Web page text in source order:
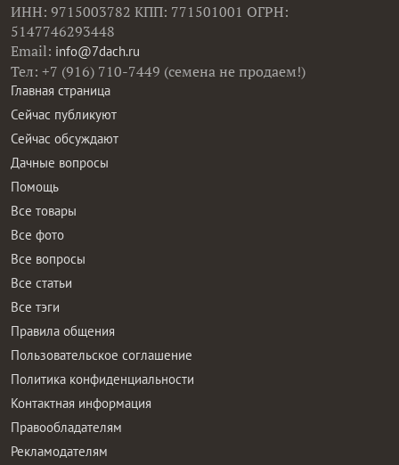
ИНН: 9715003782 КПП: 771501001 ОГРН:
5147746293448
Email: info@7dach.ru
Тел: +7 (916) 710-7449 (семена не продаем!)
Главная страница
Сейчас публикуют
Сейчас обсуждают
Дачные вопросы
Помощь
Все товары
Все фото
Все вопросы
Все статьи
Все тэги
Правила общения
Пользовательское соглашение
Политика конфиденциальности
Контактная информация
Правообладателям
Рекламодателям